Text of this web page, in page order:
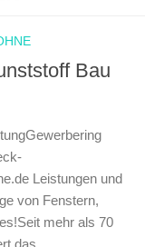
Bau
Leistungen und
von Fenstern,
mehr als 70